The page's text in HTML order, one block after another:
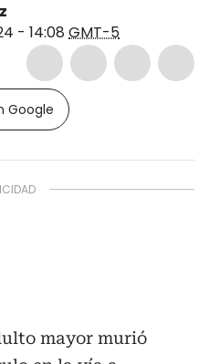
- 14:08 GMT-5
Google
mayor murió